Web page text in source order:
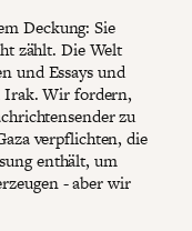
Deckung: Sie
zählt. Die Welt
und Essays und
Irak. Wir fordern,
zu
verpflichten, die
enthält, um
- aber wir